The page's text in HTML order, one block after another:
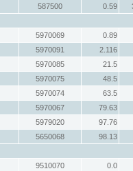
587500 0.59
5970069
0.89
5970091
2.116
5970085
21.5
5970075
48.5
5970074
63.5
5970067
79.63
5979020
97.76
5650068
98.13
9510070
0.0